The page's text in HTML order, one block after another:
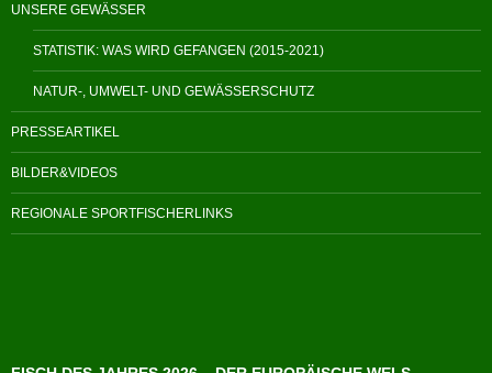
UNSERE GEWÄSSER
STATISTIK: WAS WIRD GEFANGEN (2015-2021)
NATUR-, UMWELT- UND GEWÄSSERSCHUTZ
PRESSEARTIKEL
BILDER&VIDEOS
REGIONALE SPORTFISCHERLINKS